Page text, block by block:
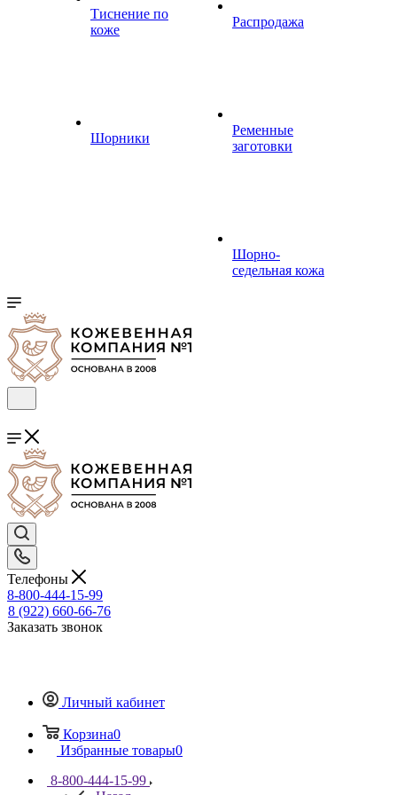
Тиснение по
коже
Шорники
Распродажа
Ременные
заготовки
Шорно-
седельная кожа
Телефоны
8-800-444-15-99
8 (922) 660-66-76
Заказать звонок
Личный кабинет
Корзина0
Избранные товары0
8-800-444-15-99